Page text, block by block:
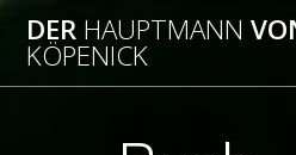
DER HAUPTMANN
KÖPENICK